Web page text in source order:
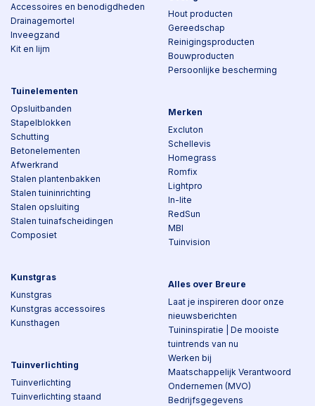
Accessoires en benodigdheden
Drainagemortel
Inveegzand
Kit en lijm
Tuinelementen
Opsluitbanden
Stapelblokken
Schutting
Betonelementen
Afwerkrand
Stalen plantenbakken
Stalen tuininrichting
Stalen opsluiting
Stalen tuinafscheidingen
Composiet
Kunstgras
Kunstgras
Kunstgras accessoires
Kunsthagen
Tuinverlichting
Tuinverlichting
Tuinverlichting staand
Hout producten
Gereedschap
Reinigingsproducten
Bouwproducten
Persoonlijke bescherming
Merken
Excluton
Schellevis
Homegrass
Romfix
Lightpro
In-lite
RedSun
MBI
Tuinvision
Alles over Breure
Laat je inspireren door onze
nieuwsberichten
Tuininspiratie | De mooiste
tuintrends van nu
Werken bij
Maatschappelijk Verantwoord
Ondernemen (MVO)
Bedrijfsgegevens